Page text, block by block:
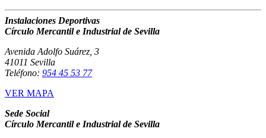
Instalaciones Deportivas
Círculo Mercantil e Industrial de Sevilla
Avenida Adolfo Suárez, 3
41011 Sevilla
Teléfono: 954 45 53 77
VER MAPA
Sede Social
Círculo Mercantil e Industrial de Sevilla